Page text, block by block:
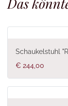
Schaukelstuhl
€ 244,00